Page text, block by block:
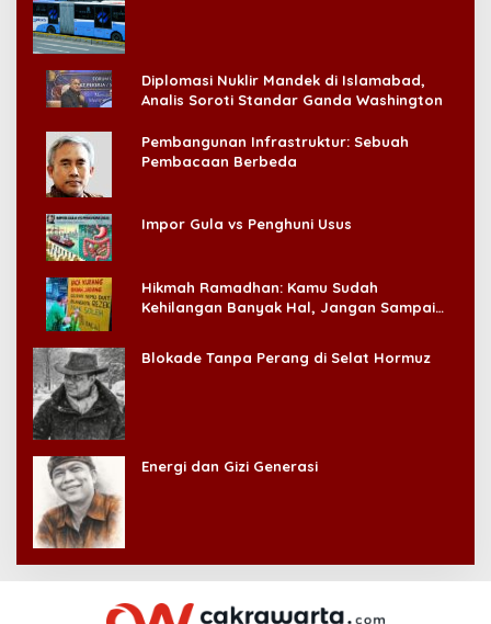
Diplomasi Nuklir Mandek di Islamabad,
Analis Soroti Standar Ganda Washington
Pembangunan Infrastruktur: Sebuah
Pembacaan Berbeda
Impor Gula vs Penghuni Usus
Hikmah Ramadhan: Kamu Sudah
Kehilangan Banyak Hal, Jangan Sampai
Blokade Tanpa Perang di Selat Hormuz
Energi dan Gizi Generasi